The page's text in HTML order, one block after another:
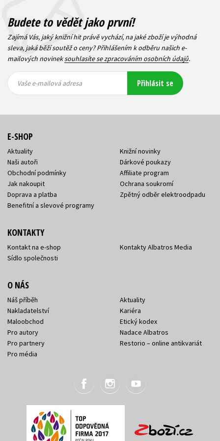
Budete to vědět jako první!
Zajímá Vás, jaký knižní hit právě vychází, na jaké zboží je výhodná
sleva, jaká běží soutěž o ceny? Přihlášením k odběru našich e-
mailových novineksouhlasíte se zpracováním osobních údajů.
mailová
mailová
Vaše e-mailová adresa Přihlásit se
E-SHOP
Aktuality
Naši autoři
Obchodní podmínky
Jak nakoupit
Doprava a platba
Benefitní a slevové programy
Knižní novinky
Dárkové poukazy
Affiliate program
Ochrana soukromí
Zpětný odběr elektroodpadu
KONTAKTY
Kontakt na e-shop
Sídlo společnosti
Kontakty Albatros Media
O NÁS
Náš příběh
Nakladatelství
Maloobchod
Pro autory
Pro partnery
Pro média
Aktuality
Kariéra
Etický kodex
Nadace Albatros
Restorio – online antikvariát